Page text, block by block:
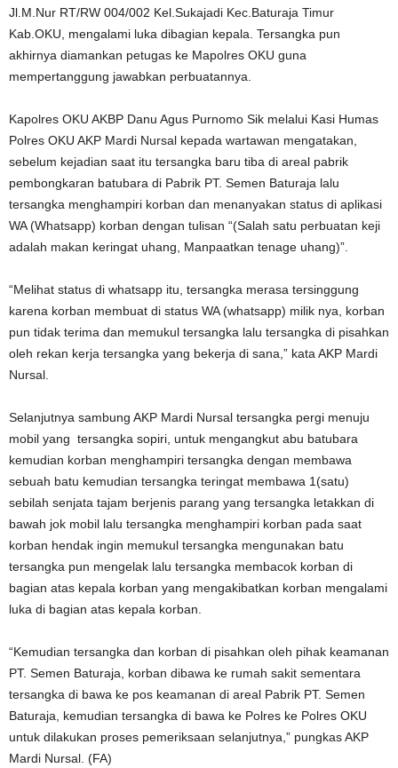
Jl.M.Nur RT/RW 004/002 Kel.Sukajadi Kec.Baturaja Timur
Kab.OKU, mengalami luka dibagian kepala. Tersangka pun
akhirnya diamankan petugas ke Mapolres OKU guna
mempertanggung jawabkan perbuatannya.
Kapolres OKU AKBP Danu Agus Purnomo Sik melalui Kasi Humas
Polres OKU AKP Mardi Nursal kepada wartawan mengatakan,
sebelum kejadian saat itu tersangka baru tiba di areal pabrik
pembongkaran batubara di Pabrik PT. Semen Baturaja lalu
tersangka menghampiri korban dan menanyakan status di aplikasi
WA (Whatsapp) korban dengan tulisan “(Salah satu perbuatan keji
adalah makan keringat uhang, Manpaatkan tenage uhang)”.
“Melihat status di whatsapp itu, tersangka merasa tersinggung
karena korban membuat di status WA (whatsapp) milik nya, korban
pun tidak terima dan memukul tersangka lalu tersangka di pisahkan
oleh rekan kerja tersangka yang bekerja di sana,” kata AKP Mardi
Nursal.
Selanjutnya sambung AKP Mardi Nursal tersangka pergi menuju
mobil yang tersangka sopiri, untuk mengangkut abu batubara
kemudian korban menghampiri tersangka dengan membawa
sebuah batu kemudian tersangka teringat membawa 1(satu)
sebilah senjata tajam berjenis parang yang tersangka letakkan di
bawah jok mobil lalu tersangka menghampiri korban pada saat
korban hendak ingin memukul tersangka mengunakan batu
tersangka pun mengelak lalu tersangka membacok korban di
bagian atas kepala korban yang mengakibatkan korban mengalami
luka di bagian atas kepala korban.
“Kemudian tersangka dan korban di pisahkan oleh pihak keamanan
PT. Semen Baturaja, korban dibawa ke rumah sakit sementara
tersangka di bawa ke pos keamanan di areal Pabrik PT. Semen
Baturaja, kemudian tersangka di bawa ke Polres ke Polres OKU
untuk dilakukan proses pemeriksaan selanjutnya,” pungkas AKP
Mardi Nursal. (FA)